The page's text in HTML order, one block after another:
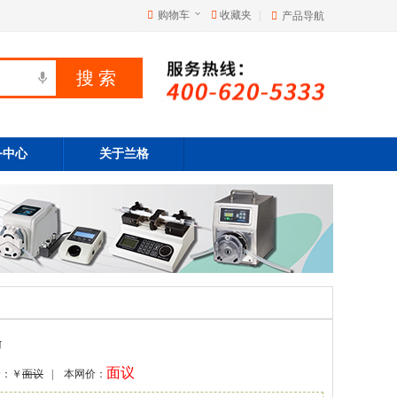
购物车 收藏夹 产品导航
心 关于兰格
￥ 面议 | 本网价： 面议